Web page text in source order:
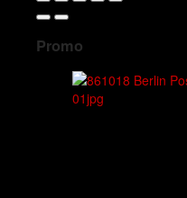
Promo